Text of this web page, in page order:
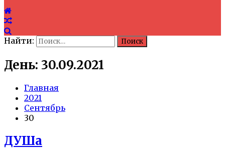
Найти:
День: 30.09.2021
Главная
2021
Сентябрь
30
ДУШа